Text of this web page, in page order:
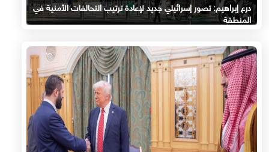
درع إبراهيم: تصور إسرائيلي جديد لإعادة ترتيب التحالفات الأمنية في
المنطقة